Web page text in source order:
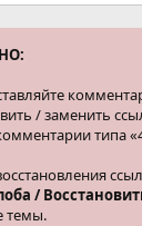
/ заменить
типа
/
темы.